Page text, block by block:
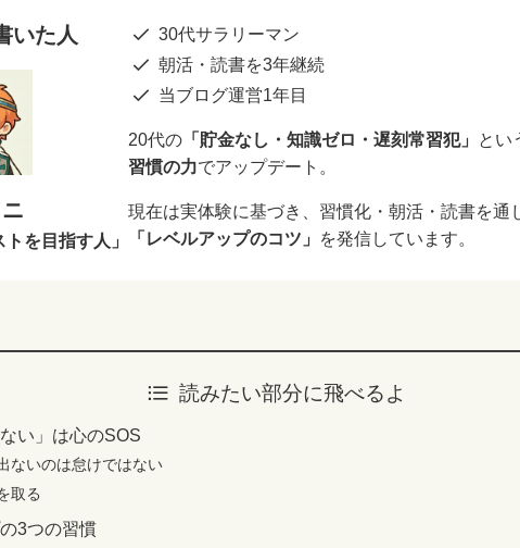
いた人
を目指す人」
30代サラリーマン
朝活・読書を3年継続
当ブログ運営1年目
20代の 「貯金なし・知識ゼロ・遅刻常習犯」
とい
習慣の力でアップデート。
現在は実体験に基づき、習慣化・朝活・読書を通
「レベルアップのコツ」
を発信しています。
読みたい部分に飛べるよ
い」は心のSOS
ないのは怠けではない
取る
3つの習慣